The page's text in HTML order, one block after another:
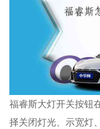
福睿斯大灯开关按钮
择关闭灯光、示宽灯